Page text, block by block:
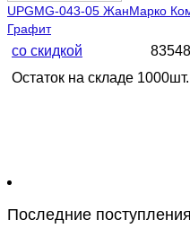
UPGMG-043-05 ЖанМарко
Графит
со скидкой
Остаток на складе 1000шт.
Последние